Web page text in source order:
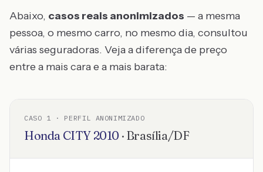
Abaixo, casos reais anonimizados — a mesma
pessoa, o mesmo carro, no mesmo dia, consultou
várias seguradoras. Veja a diferença de preço
entre a mais cara e a mais barata:
CASO 1 · PERFIL ANONIMIZADO
Honda CITY 2010 · Brasília/DF